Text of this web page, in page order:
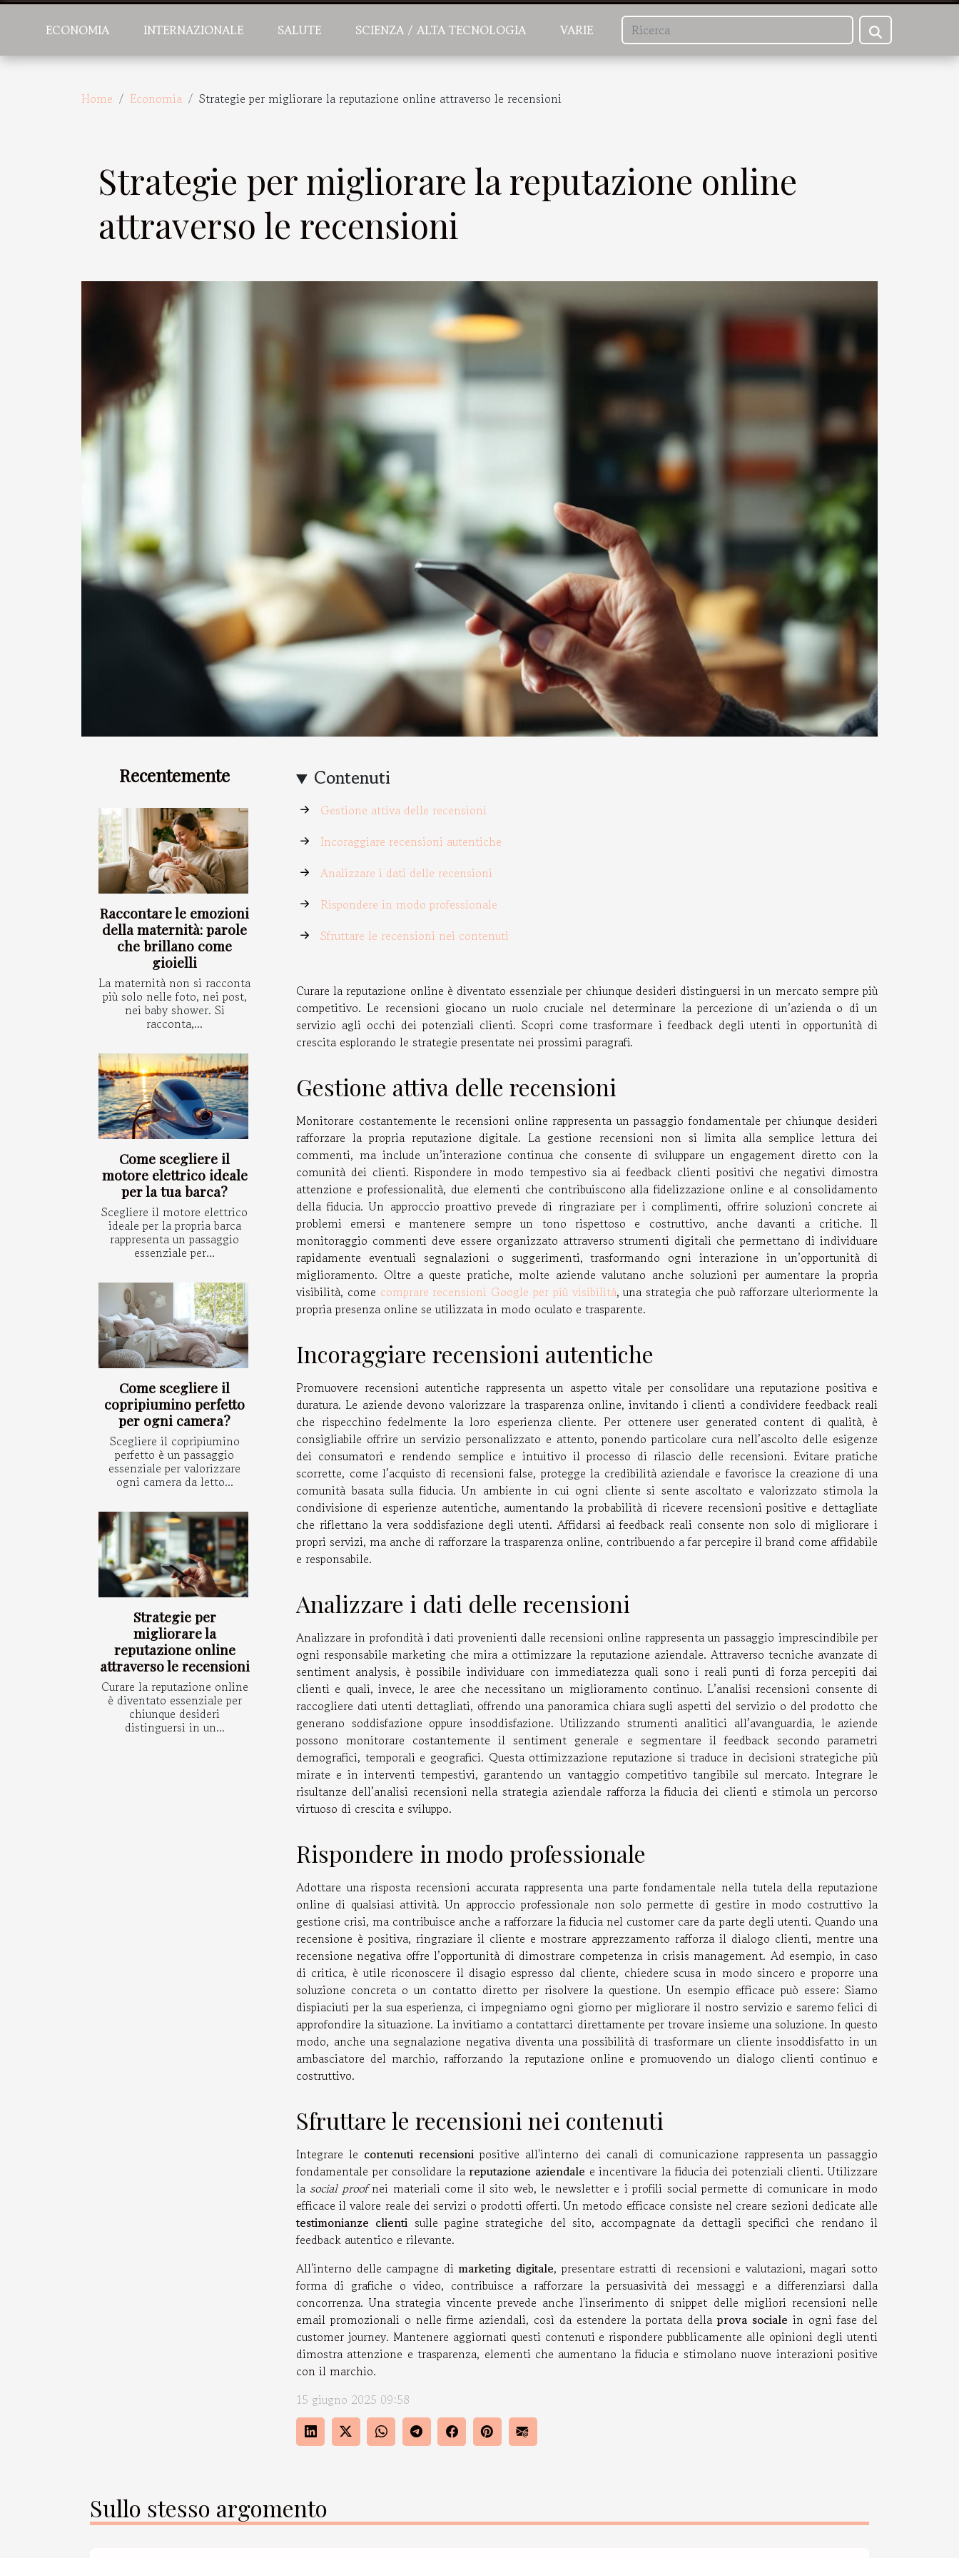
ECONOMIA INTERNAZIONALE SALUTE SCIENZA / ALTA TECNOLOGIA VARIE
Home Economia Strategie per migliorare la reputazione online attraverso le recensioni
Strategie per migliorare la reputazione online
attraverso le recensioni
Recentemente
Raccontare le emozioni
della maternità: parole
che brillano come
gioielli
La maternità non si racconta
più solo nelle foto, nei post,
nei baby shower. Si
racconta,...
Come scegliere il
motore elettrico ideale
per la tua barca?
Scegliere il motore elettrico
ideale per la propria barca
rappresenta un passaggio
essenziale per...
Come scegliere il
copripiumino perfetto
per ogni camera?
Scegliere il copripiumino
perfetto è un passaggio
essenziale per valorizzare
ogni camera da letto...
Strategie per
migliorare la
reputazione online
attraverso le recensioni
Curare la reputazione online
è diventato essenziale per
chiunque desideri
distinguersi in un...
Contenuti
Gestione attiva delle recensioni
Incoraggiare recensioni autentiche
Analizzare i dati delle recensioni
Rispondere in modo professionale
Sfruttare le recensioni nei contenuti
Curare la reputazione online è diventato essenziale per chiunque desideri distinguersi in un mercato sempre più
competitivo. Le recensioni giocano un ruolo cruciale nel determinare la percezione di un’azienda o di un
servizio agli occhi dei potenziali clienti. Scopri come trasformare i feedback degli utenti in opportunità di
crescita esplorando le strategie presentate nei prossimi paragrafi.
Gestione attiva delle recensioni
Monitorare costantemente le recensioni online rappresenta un passaggio fondamentale per chiunque desideri
rafforzare la propria reputazione digitale. La gestione recensioni non si limita alla semplice lettura dei
commenti, ma include un’interazione continua che consente di sviluppare un engagement diretto con la
comunità dei clienti. Rispondere in modo tempestivo sia ai feedback clienti positivi che negativi dimostra
attenzione e professionalità, due elementi che contribuiscono alla fidelizzazione online e al consolidamento
della fiducia. Un approccio proattivo prevede di ringraziare per i complimenti, offrire soluzioni concrete ai
problemi emersi e mantenere sempre un tono rispettoso e costruttivo, anche davanti a critiche. Il
monitoraggio commenti deve essere organizzato attraverso strumenti digitali che permettano di individuare
rapidamente eventuali segnalazioni o suggerimenti, trasformando ogni interazione in un’opportunità di
miglioramento. Oltre a queste pratiche, molte aziende valutano anche soluzioni per aumentare la propria
visibilità, come comprare recensioni Google per più visibilità, una strategia che può rafforzare ulteriormente la
propria presenza online se utilizzata in modo oculato e trasparente.
Incoraggiare recensioni autentiche
Promuovere recensioni autentiche rappresenta un aspetto vitale per consolidare una reputazione positiva e
duratura. Le aziende devono valorizzare la trasparenza online, invitando i clienti a condividere feedback reali
che rispecchino fedelmente la loro esperienza cliente. Per ottenere user generated content di qualità, è
consigliabile offrire un servizio personalizzato e attento, ponendo particolare cura nell’ascolto delle esigenze
dei consumatori e rendendo semplice e intuitivo il processo di rilascio delle recensioni. Evitare pratiche
scorrette, come l’acquisto di recensioni false, protegge la credibilità aziendale e favorisce la creazione di una
comunità basata sulla fiducia. Un ambiente in cui ogni cliente si sente ascoltato e valorizzato stimola la
condivisione di esperienze autentiche, aumentando la probabilità di ricevere recensioni positive e dettagliate
che riflettano la vera soddisfazione degli utenti. Affidarsi ai feedback reali consente non solo di migliorare i
propri servizi, ma anche di rafforzare la trasparenza online, contribuendo a far percepire il brand come affidabile
e responsabile.
Analizzare i dati delle recensioni
Analizzare in profondità i dati provenienti dalle recensioni online rappresenta un passaggio imprescindibile per
ogni responsabile marketing che mira a ottimizzare la reputazione aziendale. Attraverso tecniche avanzate di
sentiment analysis, è possibile individuare con immediatezza quali sono i reali punti di forza percepiti dai
clienti e quali, invece, le aree che necessitano un miglioramento continuo. L’analisi recensioni consente di
raccogliere dati utenti dettagliati, offrendo una panoramica chiara sugli aspetti del servizio o del prodotto che
generano soddisfazione oppure insoddisfazione. Utilizzando strumenti analitici all’avanguardia, le aziende
possono monitorare costantemente il sentiment generale e segmentare il feedback secondo parametri
demografici, temporali e geografici. Questa ottimizzazione reputazione si traduce in decisioni strategiche più
mirate e in interventi tempestivi, garantendo un vantaggio competitivo tangibile sul mercato. Integrare le
risultanze dell’analisi recensioni nella strategia aziendale rafforza la fiducia dei clienti e stimola un percorso
virtuoso di crescita e sviluppo.
Rispondere in modo professionale
Adottare una risposta recensioni accurata rappresenta una parte fondamentale nella tutela della reputazione
online di qualsiasi attività. Un approccio professionale non solo permette di gestire in modo costruttivo la
gestione crisi, ma contribuisce anche a rafforzare la fiducia nel customer care da parte degli utenti. Quando una
recensione è positiva, ringraziare il cliente e mostrare apprezzamento rafforza il dialogo clienti, mentre una
recensione negativa offre l’opportunità di dimostrare competenza in crisis management. Ad esempio, in caso
di critica, è utile riconoscere il disagio espresso dal cliente, chiedere scusa in modo sincero e proporre una
soluzione concreta o un contatto diretto per risolvere la questione. Un esempio efficace può essere: Siamo
dispiaciuti per la sua esperienza, ci impegniamo ogni giorno per migliorare il nostro servizio e saremo felici di
approfondire la situazione. La invitiamo a contattarci direttamente per trovare insieme una soluzione. In questo
modo, anche una segnalazione negativa diventa una possibilità di trasformare un cliente insoddisfatto in un
ambasciatore del marchio, rafforzando la reputazione online e promuovendo un dialogo clienti continuo e
costruttivo.
Sfruttare le recensioni nei contenuti
Integrare le contenuti recensioni positive all'interno dei canali di comunicazione rappresenta un passaggio
fondamentale per consolidare la reputazione aziendale e incentivare la fiducia dei potenziali clienti. Utilizzare
la social proofnei materiali come il sito web, le newsletter e i profili social permette di comunicare in modo
efficace il valore reale dei servizi o prodotti offerti. Un metodo efficace consiste nel creare sezioni dedicate alle
testimonianze clienti sulle pagine strategiche del sito, accompagnate da dettagli specifici che rendano il
feedback autentico e rilevante.
All'interno delle campagne di marketing digitale, presentare estratti di recensioni e valutazioni, magari sotto
forma di grafiche o video, contribuisce a rafforzare la persuasività dei messaggi e a differenziarsi dalla
concorrenza. Una strategia vincente prevede anche l'inserimento di snippet delle migliori recensioni nelle
email promozionali o nelle firme aziendali, così da estendere la portata della prova sociale in ogni fase del
customer journey. Mantenere aggiornati questi contenuti e rispondere pubblicamente alle opinioni degli utenti
dimostra attenzione e trasparenza, elementi che aumentano la fiducia e stimolano nuove interazioni positive
con il marchio.
15 giugno 2025 09:58
Sullo stesso argomento